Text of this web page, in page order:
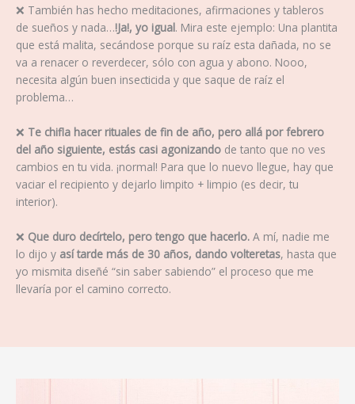
❌ También has hecho meditaciones, afirmaciones y tableros
de sueños y nada…!Ja!, yo igual. Mira este ejemplo: Una plantita
que está malita, secándose porque su raíz esta dañada, no se
va a renacer o reverdecer, sólo con agua y abono. Nooo,
necesita algún buen insecticida y que saque de raíz el
problema…
❌ Te chifla hacer rituales de fin de año, pero allá por febrero
del año siguiente, estás casi agonizando de tanto que no ves
cambios en tu vida. ¡normal! Para que lo nuevo llegue, hay que
vaciar el recipiento y dejarlo limpito + limpio (es decir, tu
interior).
❌ Que duro decírtelo, pero tengo que hacerlo. A mí, nadie me
lo dijo y así tarde más de 30 años, dando volteretas, hasta que
yo mismita diseñé “sin saber sabiendo” el proceso que me
llevaría por el camino correcto.